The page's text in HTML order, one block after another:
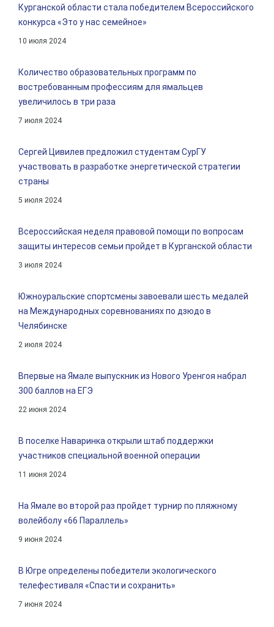
Курганской области стала победителем Всероссийского
конкурса «Это у нас семейное»
10 июля 2024
Количество образовательных программ по
востребованным профессиям для ямальцев
увеличилось в три раза
7 июля 2024
Сергей Цивилев предложил студентам СурГУ
участвовать в разработке энергетической стратегии
страны
5 июля 2024
Всероссийская неделя правовой помощи по вопросам
защиты интересов семьи пройдет в Курганской области
3 июля 2024
Южноуральские спортсмены завоевали шесть медалей
на Международных соревнованиях по дзюдо в
Челябинске
2 июля 2024
Впервые на Ямале выпускник из Нового Уренгоя набрал
300 баллов на ЕГЭ
22 июня 2024
В поселке Наваринка открыли штаб поддержки
участников специальной военной операции
11 июня 2024
На Ямале во второй раз пройдет турнир по пляжному
волейболу «66 Параллель»
9 июня 2024
В Югре определены победители экологического
телефестиваля «Спасти и сохранить»
7 июня 2024